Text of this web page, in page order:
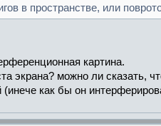
в пространстве, или
картина.
экрана? можно ли сказать,
(инече как бы он